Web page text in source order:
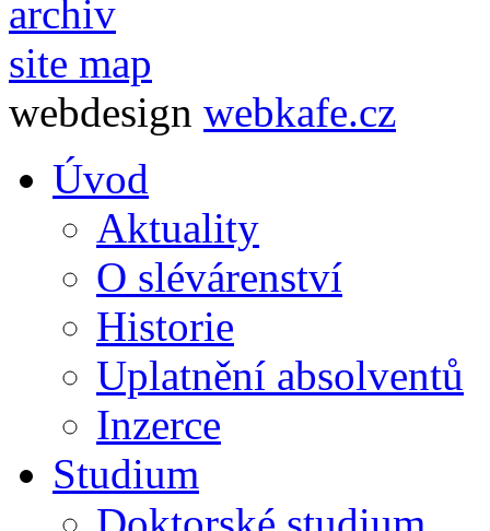
archiv
site map
webdesign webkafe.cz
Úvod
Aktuality
O slévárenství
Historie
Uplatnění absolventů
Inzerce
Studium